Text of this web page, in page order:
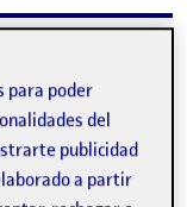
del diseño
para poder
del
publicidad
a partir